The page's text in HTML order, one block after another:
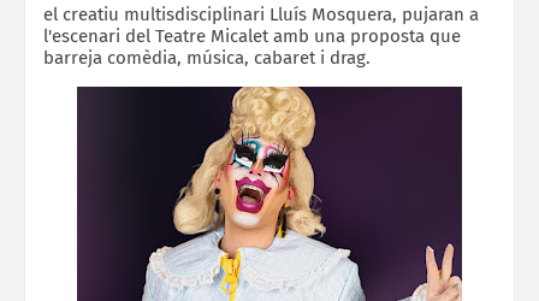
el creatiu multisdisciplinari Lluís Mosquera, pujaran a
l'escenari del Teatre Micalet amb una proposta que
barreja comèdia, música, cabaret i drag.